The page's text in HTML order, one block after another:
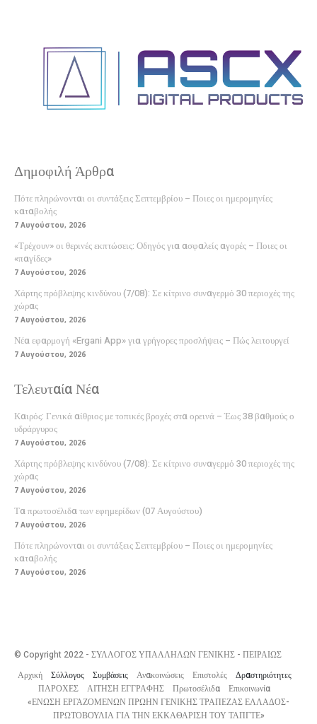
Δημοφιλή Άρθρα
Πότε πληρώνονται οι συντάξεις Σεπτεμβρίου – Ποιες οι ημερομηνίες
καταβολής
7 Αυγούστου, 2026
«Τρέχουν» οι θερινές εκπτώσεις: Οδηγός για ασφαλείς αγορές – Ποιες οι
«παγίδες»
7 Αυγούστου, 2026
Χάρτης πρόβλεψης κινδύνου (7/08): Σε κίτρινο συναγερμό 30 περιοχές της
χώρας
7 Αυγούστου, 2026
Νέα εφαρμογή «Ergani App» για γρήγορες προσλήψεις – Πώς λειτουργεί
7 Αυγούστου, 2026
Τελευταία Νέα
Καιρός: Γενικά αίθριος με τοπικές βροχές στα ορεινά – Έως 38 βαθμούς ο
υδράργυρος
7 Αυγούστου, 2026
Χάρτης πρόβλεψης κινδύνου (7/08): Σε κίτρινο συναγερμό 30 περιοχές της
χώρας
7 Αυγούστου, 2026
Τα πρωτοσέλιδα των εφημερίδων (07 Αυγούστου)
7 Αυγούστου, 2026
Πότε πληρώνονται οι συντάξεις Σεπτεμβρίου – Ποιες οι ημερομηνίες
καταβολής
7 Αυγούστου, 2026
© Copyright 2022 - ΣΥΛΛΟΓΟΣ ΥΠΑΛΛΗΛΩΝ ΓΕΝΙΚΗΣ - ΠΕΙΡΑΙΩΣ
Αρχική
Σύλλογος Συμβάσεις Ανακοινώσεις Επιστολές
Δραστηριότητες
ΠΑΡΟΧΕΣ
ΑΙΤΗΣΗ ΕΓΓΡΑΦΗΣ Πρωτοσέλιδα
Επικοινωνία
«ΕΝΩΣΗ ΕΡΓΑΖΟΜΕΝΩΝ ΠΡΩΗΝ ΓΕΝΙΚΗΣ ΤΡΑΠΕΖΑΣ ΕΛΛΑΔΟΣ-
ΠΡΩΤΟΒΟΥΛΙΑ ΓΙΑ ΤΗΝ ΕΚΚΑΘΑΡΙΣΗ ΤΟΥ ΤΑΠΓΤΕ»